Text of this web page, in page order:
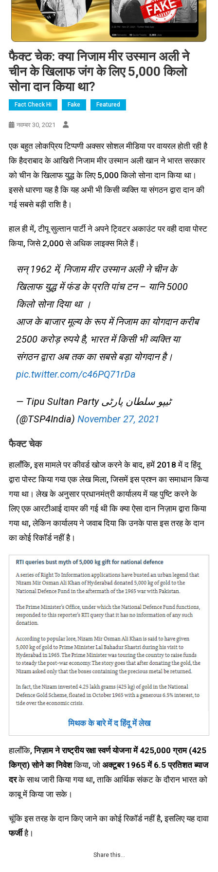
फैक्ट चेक: क्या निजाम मीर उस्मान अली ने
चीन के खिलाफ जंग के लिए 5,000 किलो
सोना दान किया था?
Fact Check Hi Fake Featured
नवम्बर 30, 2021
एक बहुत लोकप्रिय टिप्पणी अक्सर सोशल मीडिया पर वायरल होती रही है
कि हैदराबाद के आखिरी निजाम मीर उस्मान अली खान ने भारत सरकार
को चीन के खिलाफ युद्ध के लिए 5,000 किलो सोना दान किया था।
इससे धारणा यह है कि यह अभी भी किसी व्यक्ति या संगठन द्वारा दान की
गई सबसे बड़ी राशि है।
हाल ही में, टीपू सुल्तान पार्टी ने अपने ट्विटर अकाउंट पर वही दावा पोस्ट
किया, जिसे 2,000 से अधिक लाइक्स मिले हैं।
सन् 1962 में, निजाम मीर उस्मान अली ने चीन के
खिलाफ युद्ध में फंड के प्रति पांच टन – यानि 5000
किलो सोना दिया था ।
आज के बाजार मूल्य के रूप में निजाम का योगदान करीब
2500 करोड़ रुपये है, भारत में किसी भी व्यक्ति या
संगठन द्वारा अब तक का सबसे बड़ा योगदान है।
pic.twitter.com/c46PQ71rDa
— Tipu Sultan Party ٹیپو سلطان پارٹی
(@TSP4India) November 27, 2021
फैक्ट चेक
हालाँकि, इस मामले पर कीवर्ड खोज करने के बाद, हमें 2018 में द हिंदू
द्वारा पोस्ट किया गया एक लेख मिला, जिसमें इस प्रश्न का समाधान किया
गया था। लेख के अनुसार प्रधानमंत्री कार्यालय में यह पुष्टि करने के
लिए एक आरटीआई दायर की गई थी कि क्या ऐसा दान निज़ाम द्वारा किया
गया था, लेकिन कार्यालय ने जवाब दिया कि उनके पास इस तरह के दान
का कोई रिकॉर्ड नहीं है।
मिथक के बारे में द हिंदू में लेख
हालाँकि, निज़ाम ने राष्ट्रीय रक्षा स्वर्ण योजना में 425,000 ग्राम (425
किग्रा) सोने का निवेशकिया, जो अक्टूबर 1965 में 6.5 प्रतिशत ब्याज
दरके साथ जारी किया गया था, ताकि आर्थिक संकट के दौरान भारत को
काबू में किया जा सके।
चूंकि इस तरह के दान किए जाने का कोई रिकॉर्ड नहीं है, इसलिए यह दावा
फर्जीहै।
Share this…